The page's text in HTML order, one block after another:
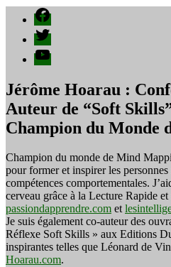
Facebook
Twitter
YouTube
Jérôme Hoarau :
Auteur de “Soft
Champion du Monde
Champion du monde de Mind
pour former et inspirer les
compétences comportementales.
cerveau grâce à la Lecture Rapide
passiondapprendre.com et
Je suis également co-auteur des
Réflexe Soft Skills » aux Editions
inspirantes telles que Léonard de
Hoarau.com.